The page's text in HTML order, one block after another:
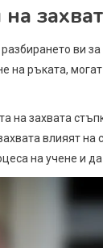
ви за
ръката,
на захвата
влияят на
на учене и